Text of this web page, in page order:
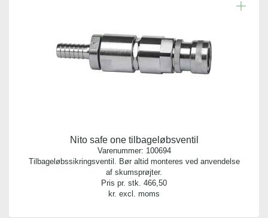
Nito safe one tilbageløbsventil
Varenummer: 100694
Tilbageløbssikringsventil. Bør altid monteres ved anvendelse
af skumsprøjter.
Pris pr. stk. 466,50
kr. excl. moms